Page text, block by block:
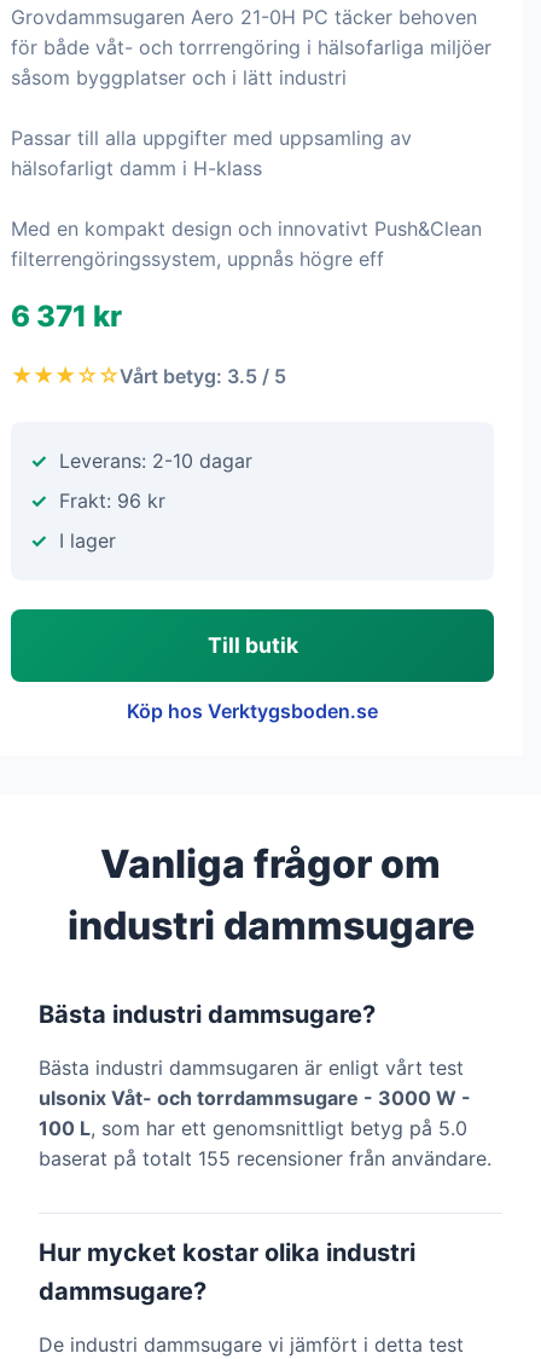
Grovdammsugaren Aero 21-0H PC täcker behoven
för både våt- och torrrengöring i hälsofarliga miljöer
såsom byggplatser och i lätt industri
Passar till alla uppgifter med uppsamling av
hälsofarligt damm i H-klass
Med en kompakt design och innovativt Push&Clean
filterrengöringssystem, uppnås högre eff
6 371 kr
★★★☆☆Vårt betyg: 3.5 / 5
Leverans: 2-10 dagar
Frakt: 96 kr
I lager
Till butik
Köp hos Verktygsboden.se
Vanliga frågor om
industri dammsugare
Bästa industri dammsugare?
Bästa industri dammsugaren är enligt vårt test
ulsonix Våt- och torrdammsugare - 3000 W -
100 L, som har ett genomsnittligt betyg på 5.0
baserat på totalt 155 recensioner från användare.
Hur mycket kostar olika industri
dammsugare?
De industri dammsugare vi jämfört i detta test